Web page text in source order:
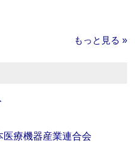
もっと見る »
療機器産業連合会